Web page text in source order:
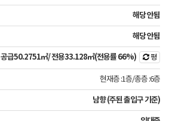
해당 안됨
해당 안됨
공급50.2751㎡/ 전용33.128㎡(전용률 66%) 평
현재층 :1층/총층 :6층
남향 (주된 출입구 기준)